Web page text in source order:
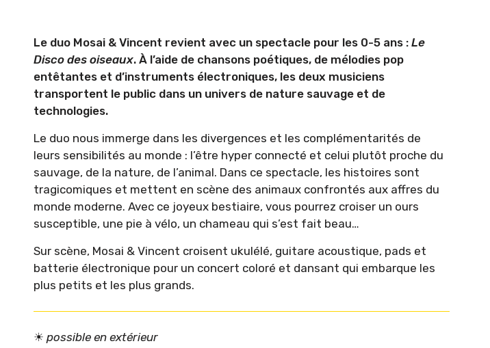
Le duo Mosai & Vincent revient avec un spectacle pour les 0-5 ans : Le
Disco des oiseaux. À l’aide de chansons poétiques, de mélodies pop
entêtantes et d’instruments électroniques, les deux musiciens
transportent le public dans un univers de nature sauvage et de
technologies.
Le duo nous immerge dans les divergences et les complémentarités de
leurs sensibilités au monde : l’être hyper connecté et celui plutôt proche du
sauvage, de la nature, de l’animal. Dans ce spectacle, les histoires sont
tragicomiques et mettent en scène des animaux confrontés aux affres du
monde moderne. Avec ce joyeux bestiaire, vous pourrez croiser un ours
susceptible, une pie à vélo, un chameau qui s’est fait beau…
Sur scène, Mosai & Vincent croisent ukulélé, guitare acoustique, pads et
batterie électronique pour un concert coloré et dansant qui embarque les
plus petits et les plus grands.
☀︎ possible en extérieur